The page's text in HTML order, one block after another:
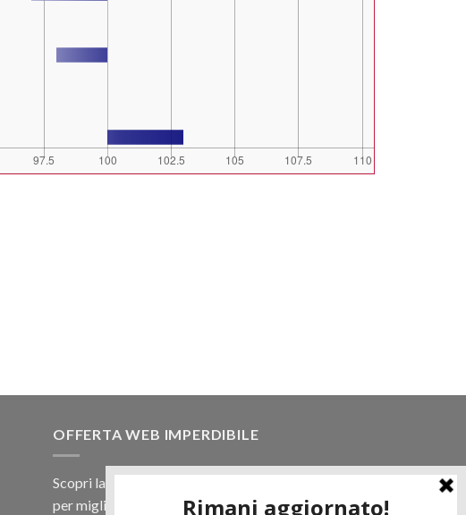
OFFERTA WEB IMPERDIBILE
Scopri la nostra offerta web! Un prezzo mai visto,
per migliaia di prodotti.